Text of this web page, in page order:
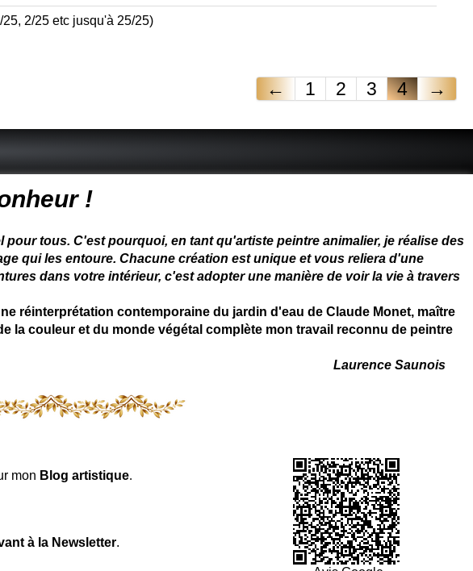
2/25 etc jusqu'à 25/25)
← 1 2 3 4 →
!
tous. C'est pourquoi, en tant qu'artiste peintre animalier, je réalise des
qui les entoure. Chacune création est unique et vous reliera d'une
dans votre intérieur, c'est adopter une manière de voir la vie à travers
réinterprétation contemporaine du jardin d'eau de Claude Monet, maître
la couleur et du monde végétal complète mon travail reconnu de peintre
Laurence Saunois
mon Blog artistique.
à la Newsletter.